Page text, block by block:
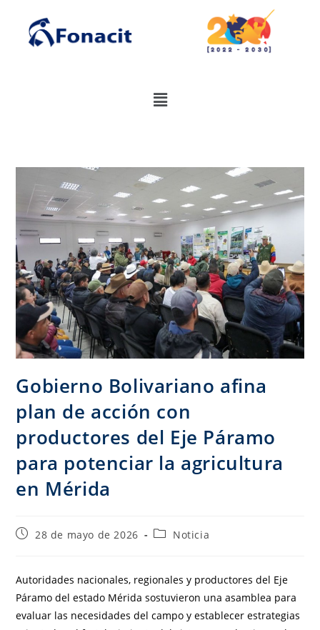
Gobierno Bolivariano afina
plan de acción con
productores del Eje Páramo
para potenciar la agricultura
en Mérida
28 de mayo de 2026 Noticia
Autoridades nacionales, regionales y productores del Eje
Páramo del estado Mérida sostuvieron una asamblea para
evaluar las necesidades del campo y establecer estrategias